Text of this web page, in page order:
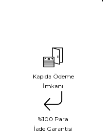
Kapıda Ödeme
İmkanı
%100 Para
İade Garantisi